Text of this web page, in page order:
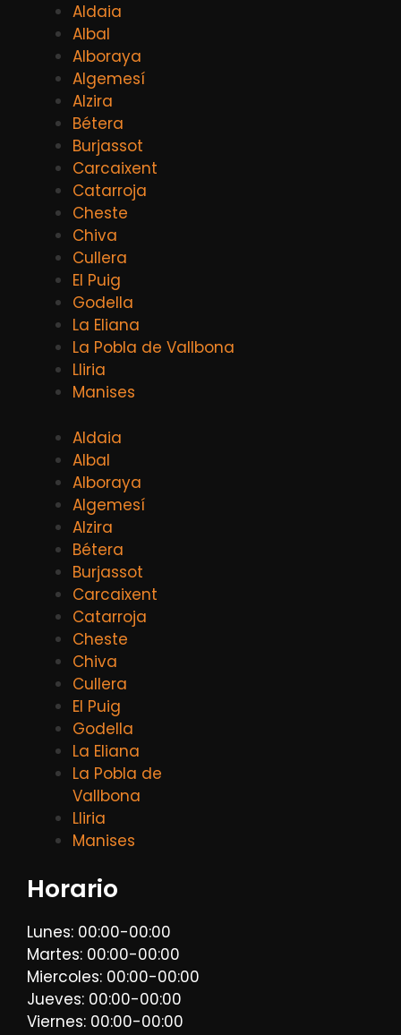
Aldaia
Albal
Alboraya
Algemesí
Alzira
Bétera
Burjassot
Carcaixent
Catarroja
Cheste
Chiva
Cullera
El Puig
Godella
La Eliana
La Pobla de Vallbona
Lliria
Manises
Aldaia
Albal
Alboraya
Algemesí
Alzira
Bétera
Burjassot
Carcaixent
Catarroja
Cheste
Chiva
Cullera
El Puig
Godella
La Eliana
La Pobla de
Vallbona
Lliria
Manises
Horario
Lunes: 00:00-00:00
Martes: 00:00-00:00
Miercoles: 00:00-00:00
Jueves: 00:00-00:00
Viernes: 00:00-00:00